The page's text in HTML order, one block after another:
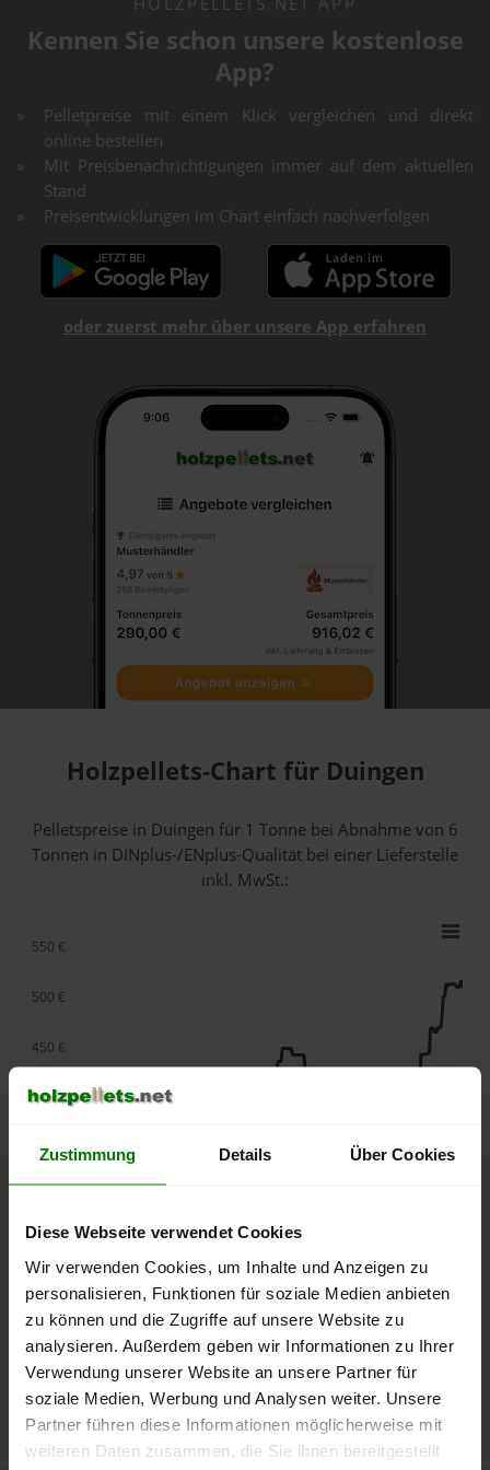
Zustimmung Details Über Cookies
Diese Webseite verwendet Cookies
Wir verwenden Cookies, um Inhalte und Anzeigen zu
personalisieren, Funktionen für soziale Medien anbieten
zu können und die Zugriffe auf unsere Website zu
analysieren. Außerdem geben wir Informationen zu Ihrer
Verwendung unserer Website an unsere Partner für
soziale Medien, Werbung und Analysen weiter. Unsere
Partner führen diese Informationen möglicherweise mit
weiteren Daten zusammen, die Sie ihnen bereitgestellt
Kennen Sie schon unsere kostenlose
App?
Pelletpreise mit einem Klick vergleichen und direkt
online bestellen
Mit Preisbenachrichtigungen immer auf dem aktuellen
Stand
Preisentwicklungen im Chart einfach nachverfolgen
oder zuerst mehr über unsere App erfahren
Holzpellets-Chart für Duingen
Pelletspreise in Duingen für 1 Tonne bei Abnahmevon 6
Tonnen in DINplus-/ENplus-Qualität bei einer Lieferstelle
inkl. MwSt.:
lose Ware Sackware
September
Januar
Mai
350 €
400 €
450 €
500 €
550 €
Die aktuelle Preisentwicklung für Holzpellets in Deutschland
können Sie jederzeit auf unsererPelletspreise -Seite
nachvollziehen.